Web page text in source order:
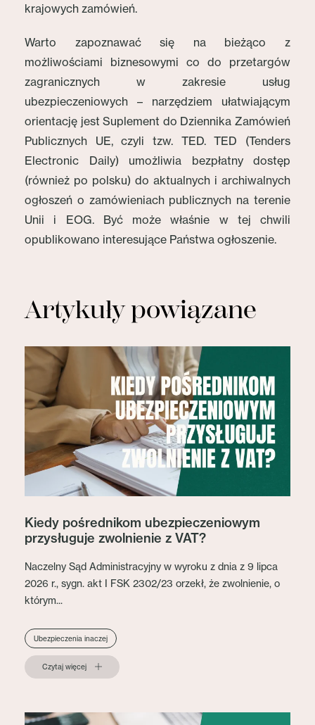
krajowych zamówień.
Warto zapoznawać się na bieżąco z
możliwościami biznesowymi co do przetargów
zagranicznych w zakresie usług
ubezpieczeniowych – narzędziem ułatwiającym
orientację jest Suplement do Dziennika Zamówień
Publicznych UE, czyli tzw. TED. TED (Tenders
Electronic Daily) umożliwia bezpłatny dostęp
(również po polsku) do aktualnych i archiwalnych
ogłoszeń o zamówieniach publicznych na terenie
Unii i EOG. Być może właśnie w tej chwili
opublikowano interesujące Państwa ogłoszenie.
Artykuły powiązane
Kiedy pośrednikom ubezpieczeniowym
przysługuje zwolnienie z VAT?
Naczelny Sąd Administracyjny w wyroku z dnia z 9 lipca
2026 r., sygn. akt I FSK 2302/23 orzekł, że zwolnienie, o
którym...
Ubezpieczenia inaczej
Czytaj więcej